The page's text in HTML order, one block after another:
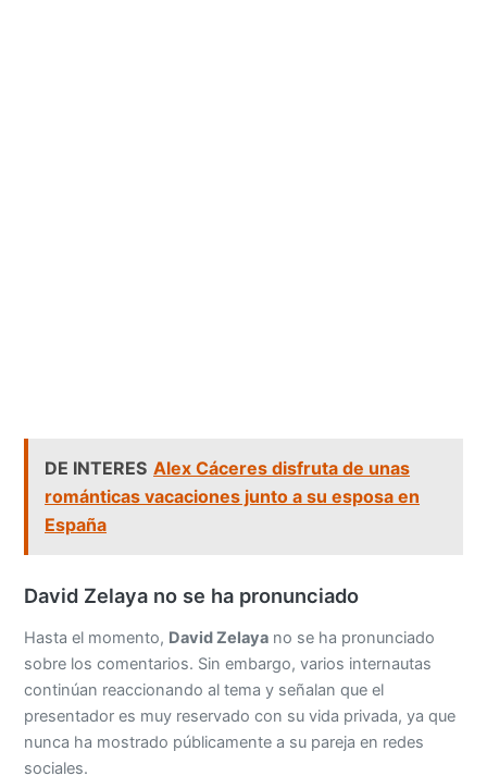
DE INTERES Alex Cáceres disfruta de unas
románticas vacaciones junto a su esposa en
España
David Zelaya no se ha pronunciado
Hasta el momento, David Zelaya no se ha pronunciado
sobre los comentarios. Sin embargo, varios internautas
continúan reaccionando al tema y señalan que el
presentador es muy reservado con su vida privada, ya que
nunca ha mostrado públicamente a su pareja en redes
sociales.